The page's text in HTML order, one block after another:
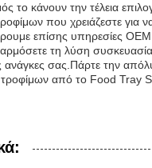
το κάνουν την τέλεια
που χρειάζεστε για
επίσης υπηρεσίες
τη λύση
ανάγκες σας.Πάρτε την
τροφίμων από το Food Tray